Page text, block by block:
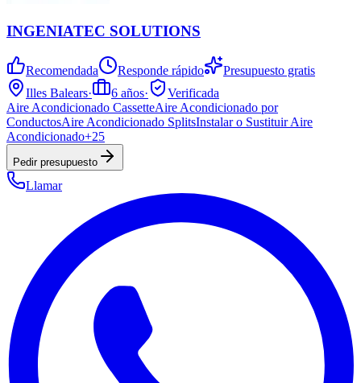
INGENIATEC SOLUTIONS
Recomendada Responde rápido
Presupuesto gratis
Illes Balears· 6 años·
Verificada
Aire Acondicionado CassetteAire Acondicionado por
ConductosAire Acondicionado SplitsInstalar o Sustituir Aire
Acondicionado+25
Pedir presupuesto
Llamar